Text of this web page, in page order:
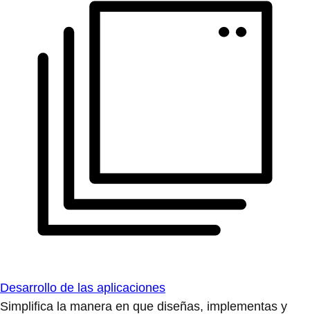
Desarrollo de las aplicaciones
Simplifica la manera en que diseñas, implementas y